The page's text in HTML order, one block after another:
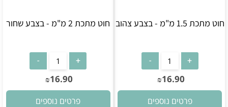
חוט מתכת 1.5 מ"מ - בצבע צהוב
₪16.90
פרטים נוספים
חוט מתכת 2 מ"מ - בצבע שחור
₪16.90
פרטים נוספים